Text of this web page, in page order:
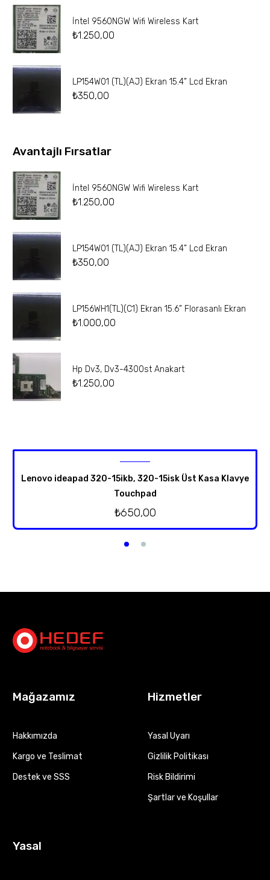
İntel 9560NGW Wifi Wireless Kart
₺1.250,00
LP154W01 (TL)(AJ) Ekran 15.4” Lcd Ekran
₺350,00
Avantajlı Fırsatlar
İntel 9560NGW Wifi Wireless Kart
₺1.250,00
LP154W01 (TL)(AJ) Ekran 15.4” Lcd Ekran
₺350,00
LP156WH1(TL)(C1) Ekran 15.6” Florasanlı Ekran
₺1.000,00
Hp Dv3, Dv3-4300st Anakart
₺1.250,00
Lenovo ideapad 320-15ikb, 320-15isk Üst Kasa Klavye
Touchpad
₺650,00
Mağazamız
Hakkımızda
Kargo ve Teslimat
Destek ve SSS
Hizmetler
Yasal Uyarı
Gizlilik Politikası
Risk Bildirimi
Şartlar ve Koşullar
Yasal